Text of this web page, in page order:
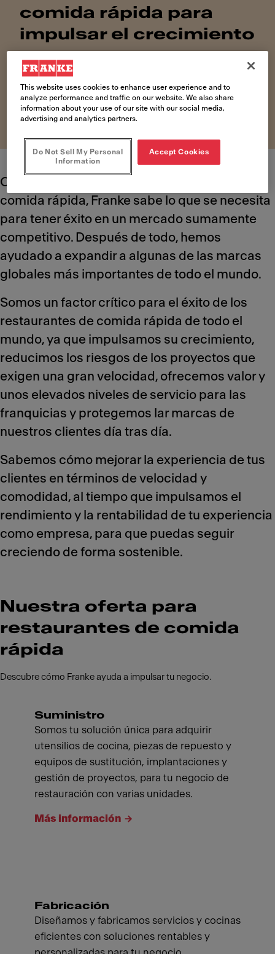
comida rápida para
impulsar el crecimiento
Ayudamos a las cadenas de restaurantes de
comida rápida a gestionar los costes y los riesgos
derivados de la creación y el suministro de todas
sus redes
Con más de cincuenta años en el sector de la
comida rápida, Franke sabe lo que se necesita
para tener éxito en un mercado sumamente
competitivo. Después de todo, hemos
ayudado a expandir a algunas de las marcas
globales más importantes de todo el mundo.
Somos un factor crítico para el éxito de los
restaurantes de comida rápida de todo el
mundo, ya que impulsamos su crecimiento,
reducimos los riesgos de los proyectos que
exigen una gran velocidad, ofrecemos valor y
unos elevados niveles de servicio para las
franquicias y protegemos lar marcas de
nuestros clientes día tras día.
Sabemos cómo mejorar la experiencia de tus
clientes en términos de velocidad y
comodidad, al tiempo que impulsamos el
rendimiento y la rentabilidad de tu experiencia
como empresa, para que puedas seguir
creciendo de forma sostenible.
Nuestra oferta para
restaurantes de comida
rápida
Descubre cómo Franke ayuda a impulsar tu negocio.
Suministro
Somos tu solución única para adquirir
utensilios de cocina, piezas de repuesto y
equipos de sustitución, implantaciones y
gestión de proyectos, para tu negocio de
restauración con varias unidades.
Más información
Fabricación
Diseñamos y fabricamos servicios y cocinas
eficientes con soluciones rentables y
This website uses cookies to enhance user experience and to
analyze performance and traffic on our website. We also share
information about your use of our site with our social media,
advertising and analytics partners.
Do Not Sell My Personal
Information
Accept Cookies